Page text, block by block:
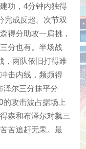
功，4分钟内独得
完成反超。次节双
得分助攻一肩挑，
分也有。半场战
，两队依旧打得难
击内线，频频得
泽尔三分抹平分
的攻击波占据场上
森和布泽尔对飙三
苦追赶无果。最